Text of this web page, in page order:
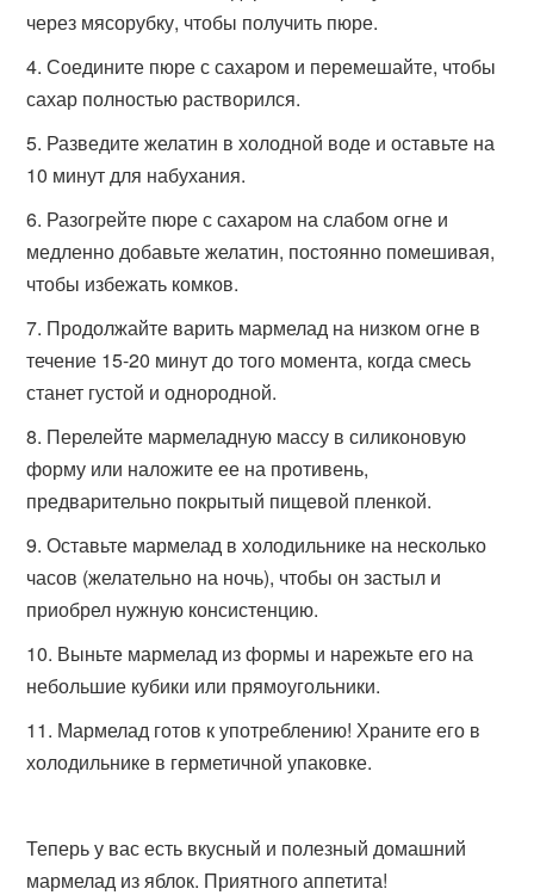
через мясорубку, чтобы получить пюре.
Соедините пюре с сахаром и перемешайте, чтобы
сахар полностью растворился.
Разведите желатин в холодной воде и оставьте на
10 минут для набухания.
Разогрейте пюре с сахаром на слабом огне и
медленно добавьте желатин, постоянно помешивая,
чтобы избежать комков.
Продолжайте варить мармелад на низком огне в
течение 15-20 минут до того момента, когда смесь
станет густой и однородной.
Перелейте мармеладную массу в силиконовую
форму или наложите ее на противень,
предварительно покрытый пищевой пленкой.
Оставьте мармелад в холодильнике на несколько
часов (желательно на ночь), чтобы он застыл и
приобрел нужную консистенцию.
Выньте мармелад из формы и нарежьте его на
небольшие кубики или прямоугольники.
Мармелад готов к употреблению! Храните его в
холодильнике в герметичной упаковке.
Теперь у вас есть вкусный и полезный домашний
мармелад из яблок. Приятного аппетита!